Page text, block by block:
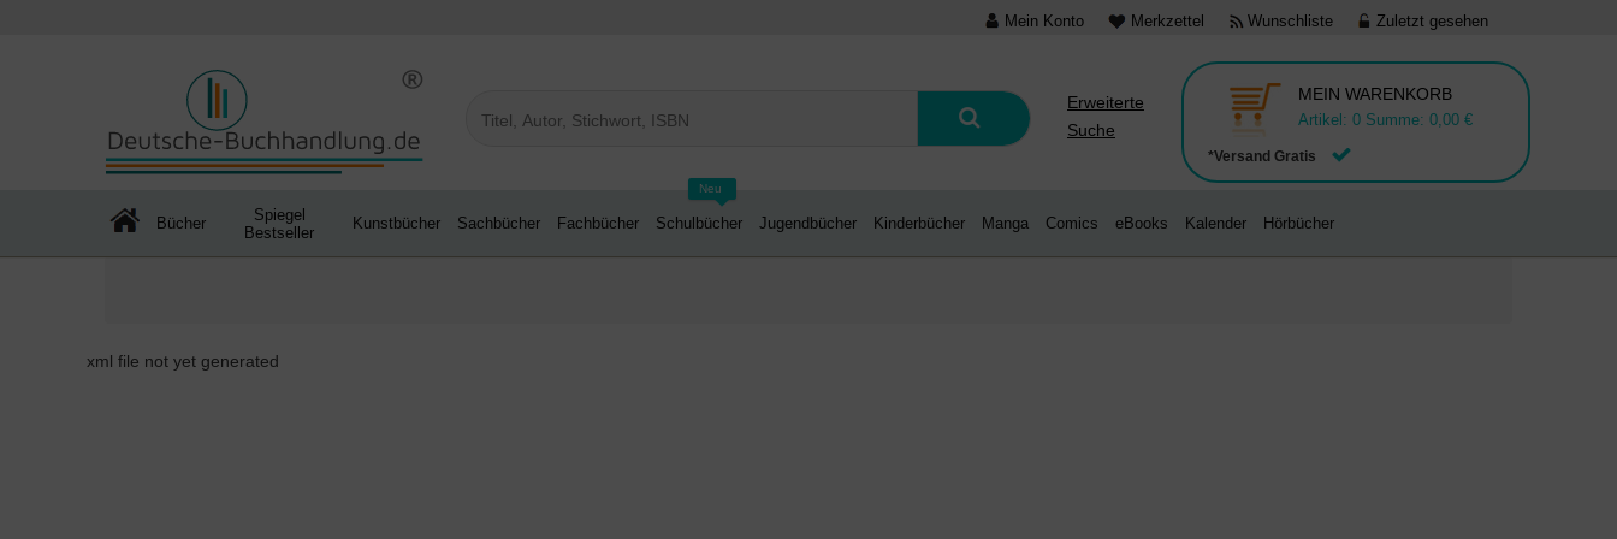
Mein Konto Merkzettel Wunschliste Zuletzt gesehen
Erweiterte
Suche
*Versand Gratis
MEIN WARENKORB
Artikel: 0 Summe: 0,00 €
Bücher
Spiegel
Bestseller
Kunstbücher Sachbücher Fachbücher
Neu
Schulbücher Jugendbücher Kinderbücher Manga Comics eBooks Kalender Hörbücher
xml file not yet generated